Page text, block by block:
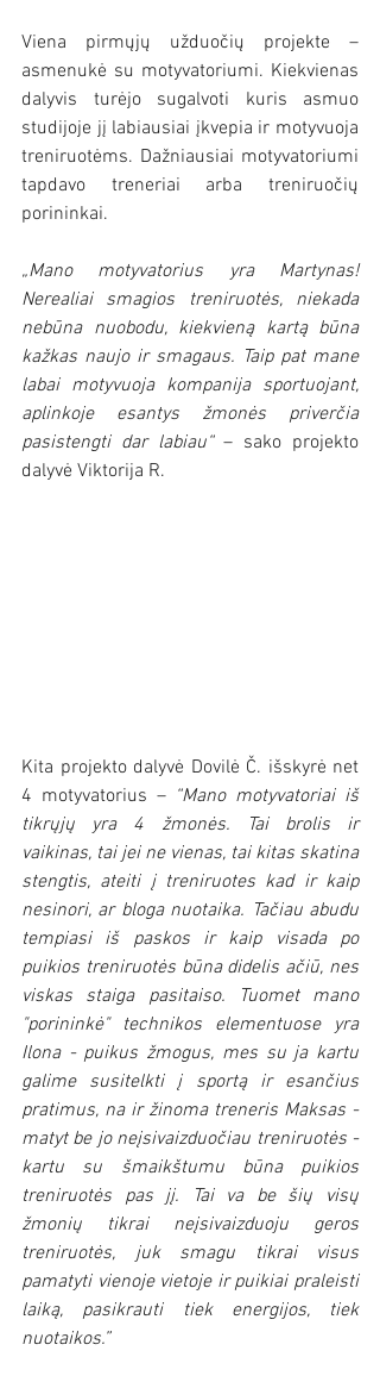
Viena pirmųjų užduočių projekte –
asmenukė su motyvatoriumi. Kiekvienas
dalyvis turėjo sugalvoti kuris asmuo
studijoje jį labiausiai įkvepia ir motyvuoja
treniruotėms. Dažniausiai motyvatoriumi
tapdavo treneriai arba treniruočių
porininkai.
„Mano motyvatorius yra Martynas!
Nerealiai smagios treniruotės, niekada
nebūna nuobodu, kiekvieną kartą būna
kažkas naujo ir smagaus. Taip pat mane
labai motyvuoja kompanija sportuojant,
aplinkoje esantys žmonės priverčia
pasistengti dar labiau“ – sako projekto
dalyvė Viktorija R.
Kita projekto dalyvė Dovilė Č. išskyrė net
4 motyvatorius – “Mano motyvatoriai iš
tikrųjų yra 4 žmonės. Tai brolis ir
vaikinas, tai jei ne vienas, tai kitas skatina
stengtis, ateiti į treniruotes kad ir kaip
nesinori, ar bloga nuotaika. Tačiau abudu
tempiasi iš paskos ir kaip visada po
puikios treniruotės būna didelis ačiū, nes
viskas staiga pasitaiso. Tuomet mano
"porininkė" technikos elementuose yra
Ilona - puikus žmogus, mes su ja kartu
galime susitelkti į sportą ir esančius
pratimus, na ir žinoma treneris Maksas -
matyt be jo neįsivaizduočiau treniruotės -
kartu su šmaikštumu būna puikios
treniruotės pas jį. Tai va be šių visų
žmonių tikrai neįsivaizduoju geros
treniruotės, juk smagu tikrai visus
pamatyti vienoje vietoje ir puikiai praleisti
laiką, pasikrauti tiek energijos, tiek
nuotaikos.”